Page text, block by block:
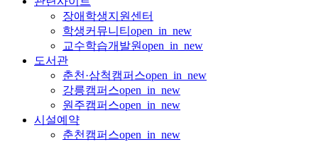
장애학생지원센터
학생커뮤니티 open_in_new
교수학습개발원open_in_new
도서관
춘천·삼척캠퍼스open_in_new
강릉캠퍼스open_in_new
원주캠퍼스open_in_new
시설예약
춘천캠퍼스open_in_new